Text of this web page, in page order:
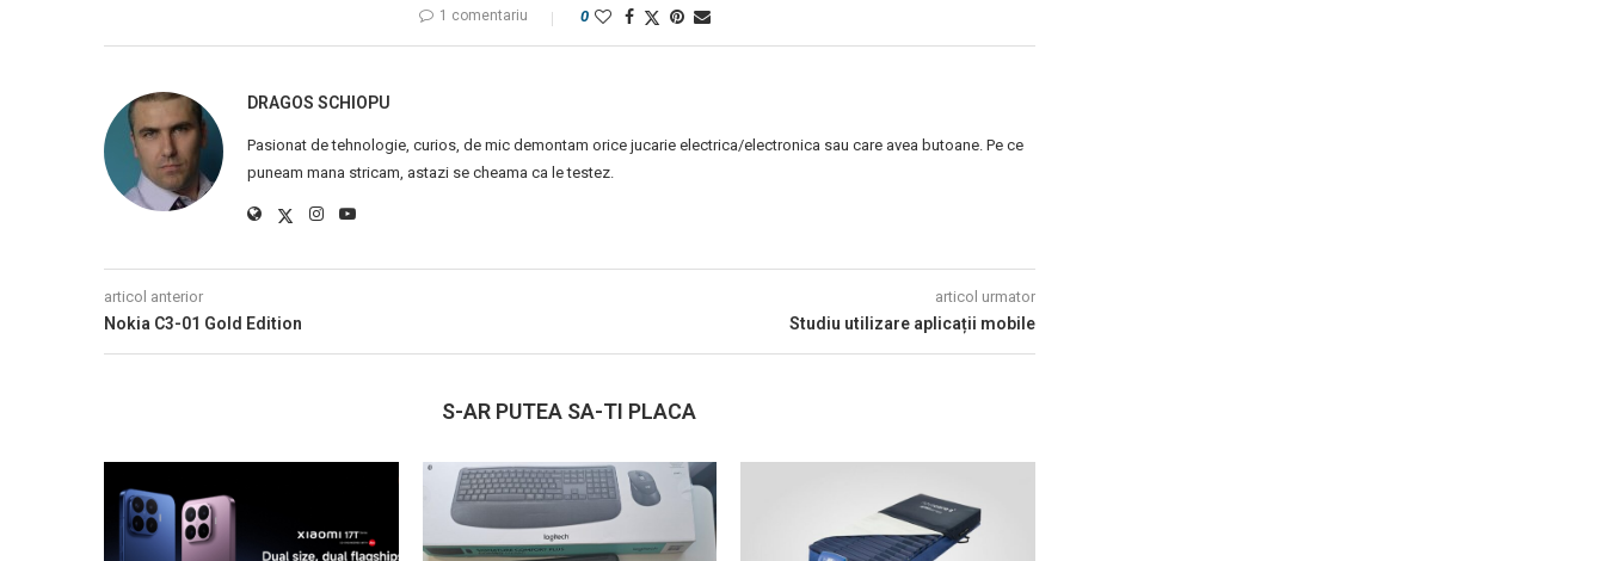
1 comentariu 0
DRAGOS SCHIOPU
Pasionat de tehnologie, curios, de mic demontam orice jucarie electrica/electronica sau care avea butoane. Pe ce
puneam mana stricam, astazi se cheama ca le testez.
articol anterior
Nokia C3-01 Gold Edition
articol urmator
Studiu utilizare aplicații mobile
S-AR PUTEA SA-TI PLACA